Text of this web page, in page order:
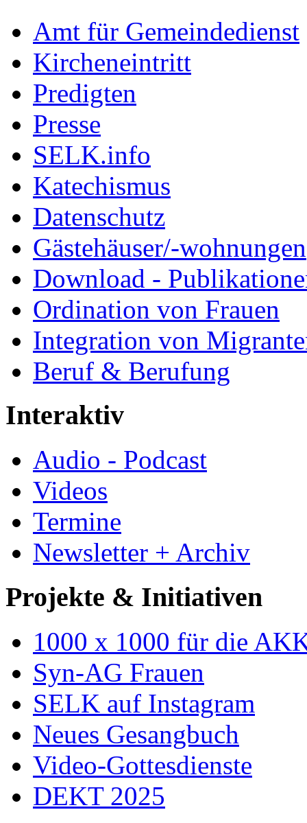
Amt für Gemeindedienst
Kircheneintritt
Predigten
Presse
SELK.info
Katechismus
Datenschutz
Gästehäuser/-wohnungen
Download -
Ordination von Frauen
Integration von
Beruf & Berufung
Interaktiv
Audio - Podcast
Videos
Termine
Newsletter + Archiv
Projekte & Initiativen
1000 x 1000 für die
Syn-AG Frauen
SELK auf Instagram
Neues Gesangbuch
Video-Gottesdienste
DEKT 2025